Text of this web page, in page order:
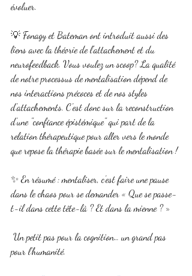
évoluer.
💡 Fonagy et Bateman ont introduit aussi des
liens avec la théorie de l'attachement et du
neurofeedback. Vous voulez un scoop? La qualité
de notre processus de mentalisation dépend de
nos interactions précoces et de nos styles
d'attachements. C'est donc sur la reconstruction
d'une "confiance épistémique" qui part de la
relation thérapeutique pour aller vers le monde
que repose la thérapie basée sur le mentalisation !
✨ En résumé : mentaliser, c’est faire une pause
dans le chaos pour se demander « Que se passe-
t-il dans cette tête-là ? Et dans la mienne ? »
Un petit pas pour la cognition… un grand pas
pour l’humanité.